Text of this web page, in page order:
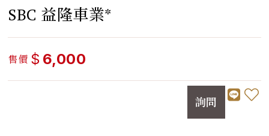
SBC 益隆車業*
售價 $ 6,000
詢問